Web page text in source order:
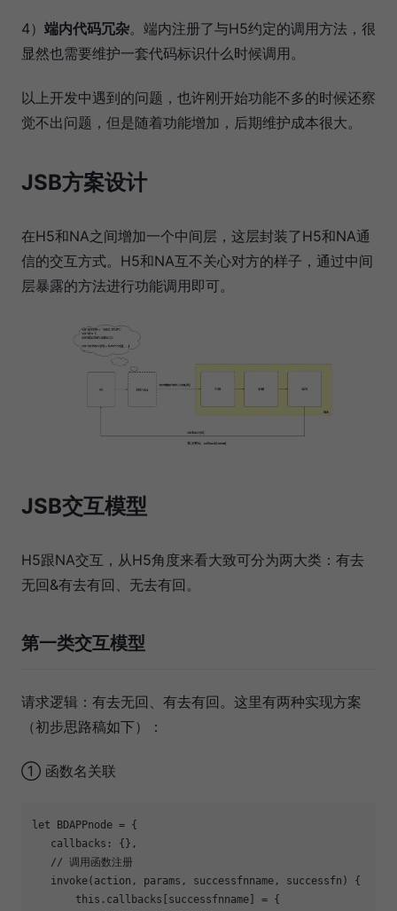
4） 端内代码冗杂。端内注册了与H5约定的调用方法，很
显然也需要维护一套代码标识什么时候调用。
以上开发中遇到的问题，也许刚开始功能不多的时候还察
觉不出问题，但是随着功能增加，后期维护成本很大。
JSB方案设计
在H5和NA之间增加一个中间层，这层封装了H5和NA通
信的交互方式。H5和NA互不关心对方的样子，通过中间
层暴露的方法进行功能调用即可。
JSB交互模型
H5跟NA交互，从H5角度来看大致可分为两大类：有去
无回&有去有回、无去有回。
第一类交互模型
请求逻辑：有去无回、有去有回。这里有两种实现方案
（初步思路稿如下）：
① 函数名关联
let BDAPPnode = {
   callbacks: {},
   // 调用函数注册
   invoke(action, params, successfnname, successfn) {
       this.callbacks[successfnname] = {